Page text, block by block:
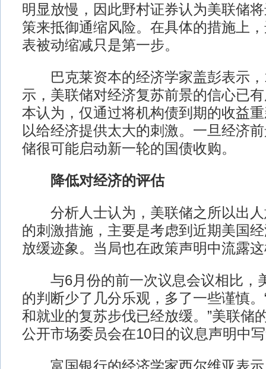
明显放慢，因此野村证券认为美联储
策来抵御通缩风险。在具体的措施上
表被动缩减只是第一步。
巴克莱资本的经济学家盖彭表示，
示，美联储对经济复苏前景的信心已
本认为，仅通过将机构债到期的收益
以给经济提供太大的刺激。一旦经济
储很可能启动新一轮的国债收购。
降低对经济的评估
分析人士认为，美联储之所以出人
的刺激措施，主要是考虑到近期美国
放缓迹象。当局也在政策声明中流露
与6月份的前一次议息会议相比，
的判断少了几分乐观，多了一些谨慎
和就业的复苏步伐已经放缓。”美联
公开市场委员会在10日的议息声明中